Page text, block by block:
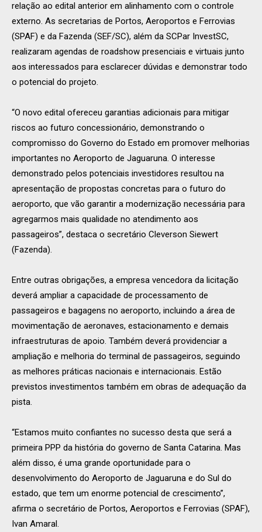
relação ao edital anterior em alinhamento com o controle
externo. As secretarias de Portos, Aeroportos e Ferrovias
(SPAF) e da Fazenda (SEF/SC), além da SCPar InvestSC,
realizaram agendas de roadshow presenciais e virtuais junto
aos interessados para esclarecer dúvidas e demonstrar todo
o potencial do projeto.
“O novo edital ofereceu garantias adicionais para mitigar
riscos ao futuro concessionário, demonstrando o
compromisso do Governo do Estado em promover melhorias
importantes no Aeroporto de Jaguaruna. O interesse
demonstrado pelos potenciais investidores resultou na
apresentação de propostas concretas para o futuro do
aeroporto, que vão garantir a modernização necessária para
agregarmos mais qualidade no atendimento aos
passageiros”, destaca o secretário Cleverson Siewert
(Fazenda).
Entre outras obrigações, a empresa vencedora da licitação
deverá ampliar a capacidade de processamento de
passageiros e bagagens no aeroporto, incluindo a área de
movimentação de aeronaves, estacionamento e demais
infraestruturas de apoio. Também deverá providenciar a
ampliação e melhoria do terminal de passageiros, seguindo
as melhores práticas nacionais e internacionais. Estão
previstos investimentos também em obras de adequação da
pista.
“Estamos muito confiantes no sucesso desta que será a
primeira PPP da história do governo de Santa Catarina. Mas
além disso, é uma grande oportunidade para o
desenvolvimento do Aeroporto de Jaguaruna e do Sul do
estado, que tem um enorme potencial de crescimento”,
afirma o secretário de Portos, Aeroportos e Ferrovias (SPAF),
Ivan Amaral.